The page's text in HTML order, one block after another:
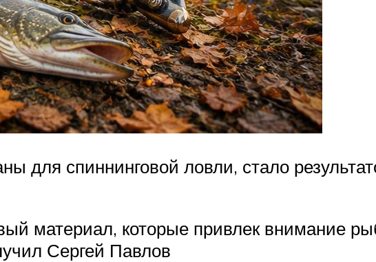
для спиннинговой ловли, стало
материал, которые привлек внимание
Сергей Павлов